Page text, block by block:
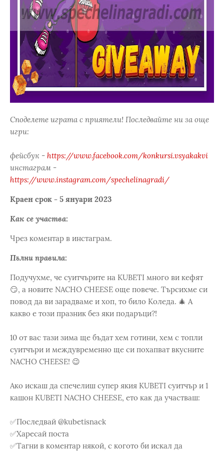
Споделете играта с приятели! Последвайте ни за още
игри:
фейсбук - https://www.facebook.com/konkursi.vsyakakvi
инстаграм -
https://www.instagram.com/spechelinagradi/
Краен срок - 5 януари 2023
Как се участва:
Чрез коментар в инстаграм.
Пълни правила:
Подучухме, че суитчърите на KUBETI много ви кефят
😏, а новите NACHO CHEESE още повече. Търсихме си
повод да ви зарадваме и хоп, то било Коледа. 🎄 А
какво е този празник без яки подаръци?!
10 от вас тази зима ще бъдат хем готини, хем с топли
суитчъри и междувременно ще си похапват вкусните
NACHO CHEESE! 😉
Ако искаш да спечелиш супер якия KUBETI суитчър и 1
кашон KUBETI NACHO CHEESE, ето как да участваш:
✅Последвай @kubetisnack
✅Харесай поста
✅Тагни в коментар някой, с когото би искал да